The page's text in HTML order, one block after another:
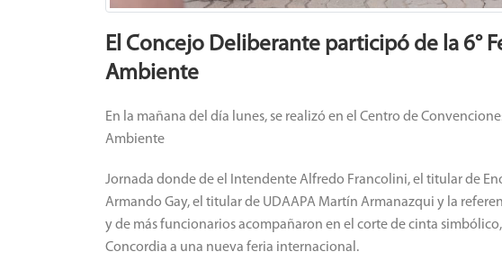
El Concejo Deliberante participó de la 6°
Ambiente
En la mañana del día lunes, se realizó en el Centro de
Ambiente
Jornada donde de el Intendente Alfredo Francolini, el titular de
Armando Gay, el titular de UDAAPA Martín Armanazqui y la
y de más funcionarios acompañaron en el corte de cinta
Concordia a una nueva feria internacional.